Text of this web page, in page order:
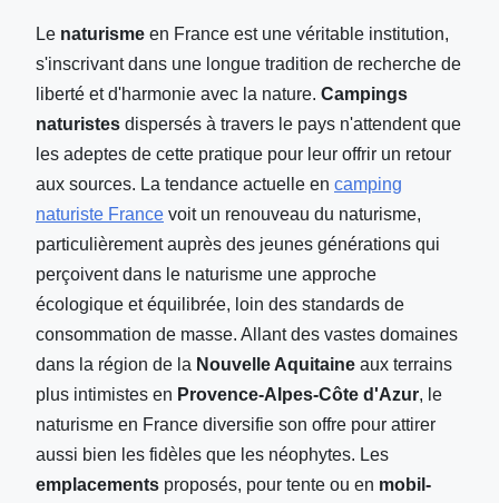
Le naturisme en France est une véritable institution,
s'inscrivant dans une longue tradition de recherche de
liberté et d'harmonie avec la nature. Campings
naturistes dispersés à travers le pays n'attendent que
les adeptes de cette pratique pour leur offrir un retour
aux sources. La tendance actuelle en camping
naturiste France voit un renouveau du naturisme,
particulièrement auprès des jeunes générations qui
perçoivent dans le naturisme une approche
écologique et équilibrée, loin des standards de
consommation de masse. Allant des vastes domaines
dans la région de la Nouvelle Aquitaine aux terrains
plus intimistes en Provence-Alpes-Côte d'Azur, le
naturisme en France diversifie son offre pour attirer
aussi bien les fidèles que les néophytes. Les
emplacements proposés, pour tente ou en mobil-